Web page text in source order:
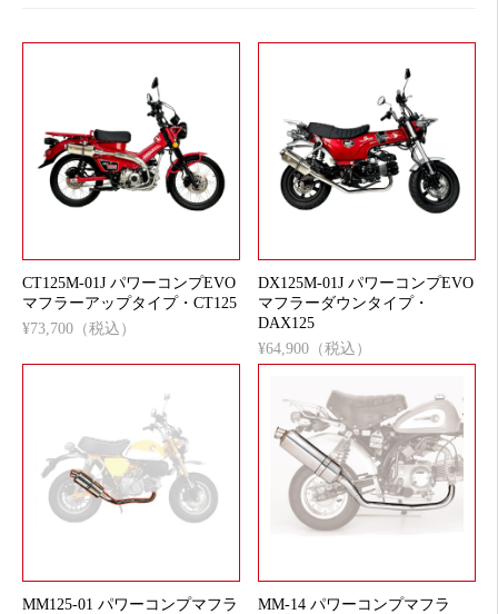
CT125M-01J パワーコンプEVO
マフラーアップタイプ・CT125
¥73,700（税込）
DX125M-01J パワーコンプEVO
マフラーダウンタイプ・
DAX125
¥64,900（税込）
MM125-01 パワーコンプマフラ
MM-14 パワーコンプマフラ